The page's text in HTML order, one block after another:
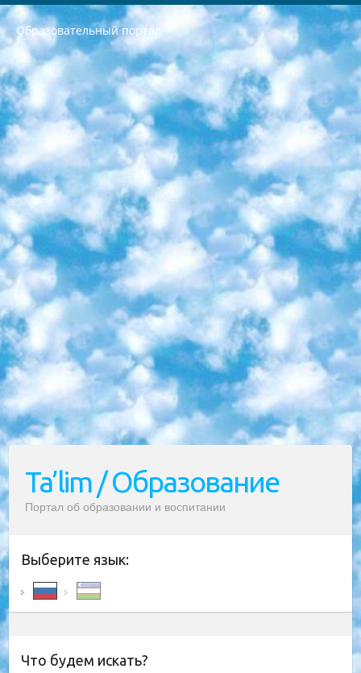
Образовательный портал
РЕСПУБЛИКА УЗБЕКИСТАН МИНИСТРЕРСТВО ДОШКОЛЬНОГО И ШКОЛЬНОГО ОБРАЗОВАНИЯ КОМАНДА в общеобразовательных учреждениях в 2023-2024 учебном году организация и проведение итоговой государственной аттестации обучающихся о Министра дошкольного и школьного образования Республики Узбекистан от 4 марта 2008 года (постановлением Минюста от 20 марта 2008 года № 1778 государственной регистрации) «Итоговое состояние учащихся общего среднего образования на основании положения об утверждении положения об аттестации общего среднего образования выпускной экзамен студентов в образовательных учреждениях в 2023-2024 учебном году В целях организации и прохождения аттестации приказываю: 1. Следующее: перечень предметов, по которым будет проводиться итоговая государственная аттестация и экзамен формы перевода согласно приложению 1; сертификаты международного образца, оценивающие уровень владения иностранными языками перечень согласно приложению 2; 2. Педагогический при специализированных образовательных учреждениях. научно-практический центр квалификации и международной оценки (Д.Давидова) 2024 г. До 25 марта: задания по предметам, по которым будет проводиться итоговая аттестация разработка и утверждение технических условий; итоговая аттестация на основании разработанного предметного задания разработка вопросов по предметам (устно и письменно), экзамен передача; общеобразовательные средние школы и специальные учебные заведения учащиеся выпускных классов школ и интернатов в агентской системе подготовка базы данных экзаменационных материалов и критериев оценки; перевод базы экзаменационных материалов на все языки обучения подать в Республиканский образовательный центр для изготовления; варианты экзаменов на основе разработанных контрольных материалов пусть будут поставлены задачи формирования. 3. Республиканский образовательный центр (Ш.Худайкулов) до 5 апреля 2024 года. до: база данных предоставленных экзаменационных материалов на все языки обучения перевод и экспертиза; для слепых, слабовидящих, глухих, слабослышащих и умственно отсталых детей учащиеся выпускных классов специализированных школ и школ-интернатов база данных экзаменационных материалов на всех преподаваемых языках подготовка критериев оценки; специализированные школы для умственно отсталых детей и технологии для учащихся выпускных классов школ-интернатов разработка соответствующих рекомендаций и критериев проведения ЕГЭ по естествознанию давать задания. 4. Педагогический при специализированных образовательных учреждениях. Научно-практический центр навыков и международной оценки (Д.Давидова), Республика образовательный центр (Худайкулов Ш.) итоговый государственный аттестационный экзамен ориентирован на творческое и логическое мышление при подготовке базы материалов учитывать введение заданий. 5. Следует отметить, что: сертификат государственного образца о знании общеобразовательного предмета и как минимум национальный уровень B1 по предметам на иностранных языках, указанным в Приложении 2. или международно признанный сертификат эквивалентного уровня студенты, изучающие определенный предмет, освобождаются от экзамена; по соответствующим предметам запланирована итоговая государственная аттестация за день до дня, путем жеребьевки Рабочей группой (в письменной форме по предметам, проводимым в форме) из числа сформированных вариантов выбрано 2 варианта; 2 выбранных варианта экзамена анонсированы на официальном сайте министерства и все выпускники по всей стране на основе этих вариантов проводит итоговую государственную аттестацию. 6. Государственное образование учащихся средних общеобразовательных учреждений. знания в соответствии с квалификационными требованиями, которые необходимо приобрести на основании стандартов итоговый (выпускной) контроль для 9 и 11 классов в целях тестирования Экзамены (далее – экзамены) состоят из предметов, перечисленных в приложении 1. будет сделано. 7. Экзамены пройдут с 26 мая по 15 июня 2024 г. (кроме науки физического воспитания). 8. Физическая для учащихся 9 классов общесредних образовательных учреждений. Экзамены по предмету «Образование, квалификация медицина» 1-6 мая 2024 года. сотрудники перевести под присмотр (с отклонениями в физическом или умственном развитии) специализированная школа для детей, школы-интернаты и со сколиозом школы-интернаты санаторного типа для больных детей исключены). 9. Он был слепым, слабовидящим и имел нарушения опорно-двигательного аппарата. экзамены в специализированных школах и интернатах для детей должны проводиться исходя из требований, предъявляемых к общеобразовательным учреждениям (физкультура кроме науки). 10. Специализированная школа для глухих и слабослышащих детей. и экзамены в интернатах и быть реализован в виде письменного теста по математике. 11. Специальность для умственно отсталых детей. Для 9 класса Родной язык и литературное письмо Государственный язык (язык обучения – узбекский). для неклассов) написано Математическое письмо Письменная/устная история Узбекистана Физическое воспитание практично Итоговый контроль Для 11 класса Написание родного языка и литературы (эссе) Математическое письмо Узбекский язык (обучение на узбекском языке) не посещающее общее среднее образование для учреждений)/Образовательное учреждение выбор письменный и устный Иностранный язык письменный/устный Письменная/устная история Узбекистана *По выбору студента:  Химия  Физика  Основы государственного права  География 10 бесплатных образовательных ресурсов - Мы составили подборку онлайн-проектов с интерактивными упражнениями, видеолекциями и статьями. Они помогут вам обрести новые и освежить старые знания бесплатно. 1. «ИНТУИТ» Старейшая образовательная площадка Рунета. Здесь вы найдёте сотни текстовых и видеокурсов на десятки различных тем — от программирования до психологии. Многие курсы подготовлены российскими университетами и крупными международными компаниями вроде Intel и Microsoft. Самостоятельное обучение бесплатное, но желающие могут оплатить услуги персональных наставников. 2. «Смартия» знакомит с актуальными профессиями и подсказывает, как им обучаться. Выбрав заинтересовавшую вас специальность — SMM-специалист, фотограф, веб-дизайнер или другую, — увидите список необходимых для неё умений. Чтобы вы могли освоить их самостоятельно, для каждого умения площадка отображает подборку ссылок на учебные материалы. Хотя «Смартия» ориентируется на русскоязычную аудиторию, часть контента всё же доступна только на английском. 3. «Лекторий Физтеха» Проект Московского физико-технического института (Физтеха). С его помощью вы можете смотреть онлайн серии лекций, записанные на видео в этом вузе. В числе доступных предметов — физика, биология, химия, информационные технологии и другие. К некоторым лекциям администрация ресурса прилагает готовые конспекты, которые можно скачивать в PDF-формате. 4. ITMOcourses Онлайн-площадка Санкт-Петербургского национального исследовательского университета информационных технологий, механики и оптики (ИТМО). Ресурс предоставляет свободный доступ к курсам, разработанным в этом вузе. Каталог материалов разбит на четыре категории: «Оптические системы и технологии», «Приборостроение и робототехника», «Информационные технологии» и «Биотехнологии». Курсы состоят из видеолекций, интерактивных демонстраций и заданий. 5. «КиберЛенинка» Электронная научная библиотека открытого доступа. Каталог площадки регулярно обрастает текстами статей из различных научных изданий. Сгруппированные по журналам и рубрикам публикации можно читать онлайн или скачивать целиком в PDF-формате. Проект нацелен на популяризацию науки за счёт открытого доступа к качественной информации. 6. «ПостНаука» На этом ресурсе публикуют подборки видеолекций, составленные экспертами из разных отраслей и объединённые общими темами. Среди них, к примеру, есть серии «Биоинформатика и геномика», «Культура средневековой Скандинавии» и Cinema Studies о теории кино. Каждая подборка лекций — логически связанная история, рассказанная экспертом от первого лица. Кроме того, на сайте появляются научно-образовательные статьи и тесты на разные темы. 7. «Newочём» Команда проекта «Newочём» отбирает самые интересные тексты из англоязычных СМИ и переводит те из них, за которые голосуют участники сообщества «ВКонтакте». По большей части это научно-популярные статьи. Редакторы придумывают лишь заголовки, в остальном содержание переводов соответствует оригиналам. Полные тексты можно читать прямо в социальной сети. 8. InternetUrok Онлайн-база материалов по основным дисциплинам школьной программы. Информация на сайте структурирована по классам, предметам и темам (урокам). Каждый урок состоит из видеолекций и конспектов. Есть также интерактивные тренажёры и тесты для закрепления пройденного материала. Даже если вы давно окончили школу, возможность повторить программу старших классов всегда может пригодиться. 9. Edutainme Ещё один ресурс об образовании. В отличие от Newtonew, как мне кажется, Edutainme больше ориентируется на представителей индустрии: педагогов, предпринимателей, разработчиков образовательных проектов. Но и любой, кто просто стремится к саморазвитию, найдёт на сайте много полезного и интересного для себя. Например, информацию о новых курсах и образовательных сервисах. 10. Newtonew Онлайн-медиа об образовании и обучении в широком смысле. Авторы Newtonew пишут об инструментах, заведениях, тактиках и стратегиях, которые помогают учить других и получать новые знания самостоятельно. На этой площадке вы найдёте новости, обзоры, аналитические мат
Ta’lim / Образование
Портал об образовании и воспитании
Выберите язык:
Что будем искать?